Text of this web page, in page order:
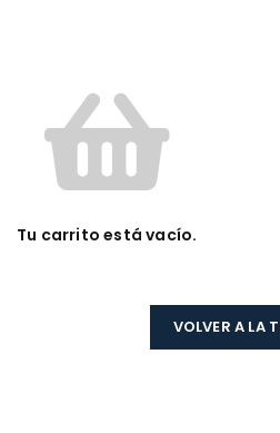
Tu carrito está vacío.
VOLVER A LA